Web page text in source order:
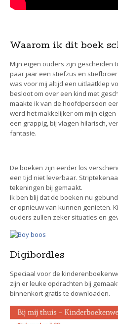
Waarom ik dit boek
Mijn eigen ouders zijn gescheiden
paar jaar een stiefzus en
was voor mij altijd een uitlaatklep
besloot om over een kind met
maakte ik van de hoofdpersoon
werd het makkelijker om mijn
een grappig, bij vlagen hilarisch,
fantasie.
De boeken zijn eerder los
een tijd niet leverbaar.
tekeningen bij gemaakt.
Ik ben blij dat de boeken nu
er opnieuw van kunnen genieten.
ouders zullen zeker situaties en
Digibordles
Speciaal voor de
zijn er leuke opdrachten bij
binnenkort gratis te downloaden.